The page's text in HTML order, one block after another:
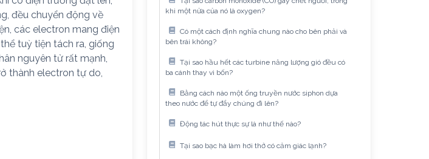
đều chuyển động về
các electron mang điện
tuỳ tiện tách ra, giống
nguyên tử rất mạnh,
thành electron tự do,
khi một nửa của nó là oxygen?
Có một cách định nghĩa chung nào cho bên phải và
bên trái không?
Tại sao hầu hết các turbine năng lượng gió đều có
ba cánh thay vì bốn?
Bằng cách nào một ống truyền nước siphon dựa
theo nước để tự đẩy chúng đi lên?
Động tác hút thực sự là như thế nào?
Tại sao bạc hà làm hơi thở có cảm giác lạnh?